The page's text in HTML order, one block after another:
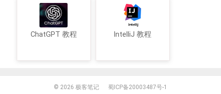
ChatGPT 教程 IntelliJ 教程
© 2026 极客笔记 蜀ICP备20003487号-1